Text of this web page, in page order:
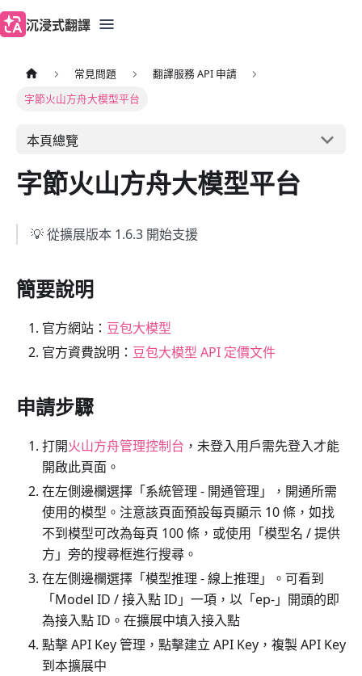
沉浸式翻譯
常見問題
翻譯服務 API 申請
字節火山方舟大模型平台
本頁總覽
字節火山方舟大模型平台
💡 從擴展版本 1.6.3 開始支援
簡要說明
官方網站： 豆包大模型
官方資費說明： 豆包大模型 API 定價文件
申請步驟
打開火山方舟管理控制台 ，未登入用戶需先登入才能
開啟此頁面。
在左側邊欄選擇「系統管理 - 開通管理」，開通所需
使用的模型。注意該頁面預設每頁顯示 10 條，如找
不到模型可改為每頁 100 條，或使用「模型名 / 提供
方」旁的搜尋框進行搜尋。
在左側邊欄選擇「模型推理 - 線上推理」。可看到
「Model ID / 接入點 ID」一項，以「ep-」開頭的即
為接入點 ID。在擴展中填入接入點
點擊 API Key 管理，點擊建立 API Key，複製 API Key
到本擴展中